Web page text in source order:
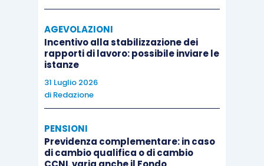
AGEVOLAZIONI
Incentivo alla stabilizzazione dei
rapporti di lavoro: possibile inviare le
istanze
31 Luglio 2026
di Redazione
PENSIONI
Previdenza complementare: in caso
di cambio qualifica o di cambio